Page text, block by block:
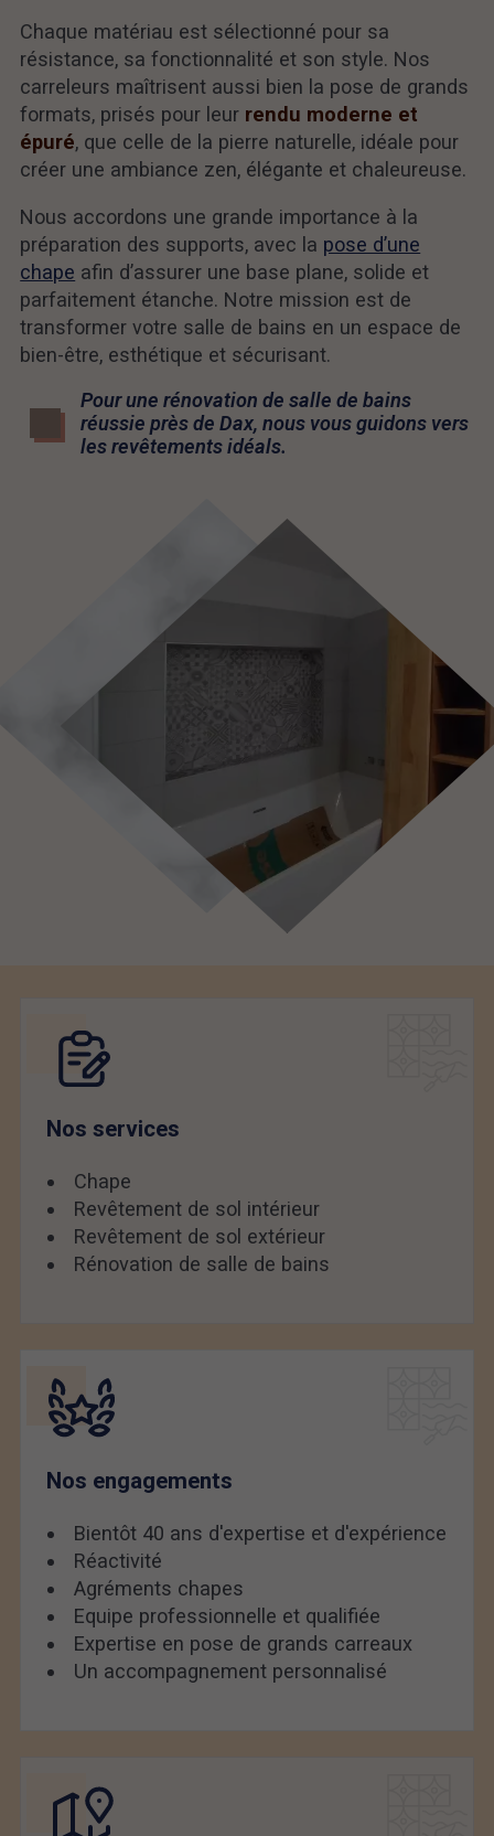
Chaque matériau est sélectionné pour sa
résistance, sa fonctionnalité et son style. Nos
carreleurs maîtrisent aussi bien la pose de grands
formats, prisés pour leur rendu moderne et
épuré, que celle de la pierre naturelle, idéale pour
créer une ambiance zen, élégante et chaleureuse.
Nous accordons une grande importance à la
préparation des supports, avec la pose d’une
chape afin d’assurer une base plane, solide et
parfaitement étanche. Notre mission est de
transformer votre salle de bains en un espace de
bien-être, esthétique et sécurisant.
Pour une rénovation de salle de bains
réussie près de Dax, nous vous guidons vers
les revêtements idéals.
Nos services
Chape
Revêtement de sol intérieur
Revêtement de sol extérieur
Rénovation de salle de bains
Nos engagements
Bientôt 40 ans d'expertise et d'expérience
Réactivité
Agréments chapes
Equipe professionnelle et qualifiée
Expertise en pose de grands carreaux
Un accompagnement personnalisé